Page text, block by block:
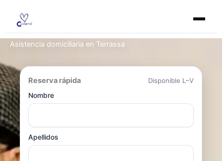
contenido
Asistencia domiciliaria en Terrassa
Reserva rápida
Disponible L–V
Nombre
Apellidos